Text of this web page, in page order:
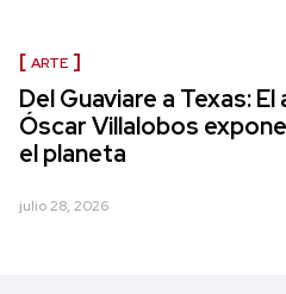
ARTE
Del Guaviare a Texas:
Óscar Villalobos
el planeta
julio 28, 2026